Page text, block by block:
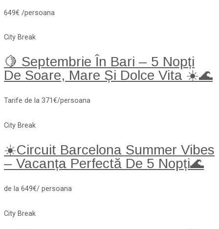
649€ /persoana
City Break
🍋 Septembrie În Bari – 5 Nopți
De Soare, Mare Și Dolce Vita ☀️🌊
Tarife de la 371€/persoana
City Break
☀️Circuit Barcelona Summer Vibes
– Vacanța Perfectă De 5 Nopți🌊
de la 649€/ persoana
City Break